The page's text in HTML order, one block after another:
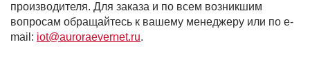
производителя. Для заказа и по всем возникшим
вопросам обращайтесь к вашему менеджеру или по e-
mail: iot@auroraevernet.ru.